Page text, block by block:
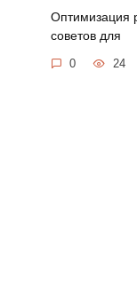
Оптимизация
советов для
0 24